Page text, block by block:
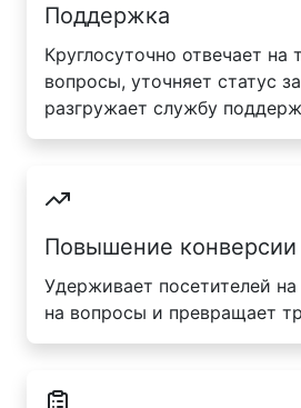
Поддержка
Круглосуточно отвечает на
вопросы, уточняет статус
разгружает службу
Повышение конверсии
Удерживает посетителей на
на вопросы и превращает